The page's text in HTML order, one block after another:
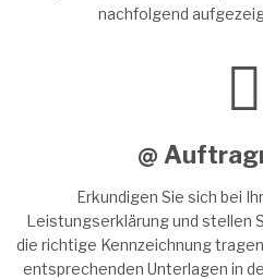
nachfolgend
@
Erkundigen Sie sich bei
Leistungserklärung und stellen
die richtige Kennzeichnung
entsprechenden Unterlagen in